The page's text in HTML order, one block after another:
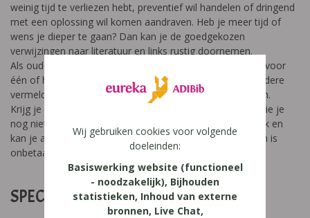
weinig tijd te verliezen hebt, preventief wil handelen of dringend
met een oplossing wil komen aandraven. Heb je meer tijd of
wens je dieper te gaan? Dan kan je de goedgekozen
verwijzingen naar literatuur en links rustig doornemen.
Als ouder bezit dit naslagwerk wel belangrijke informatie voor
één of hoogstens twee hoofdstukken, maar zullen de andere
vermelde beperkingen en stoornissen niet direct renderen.
Krijg je vandaag een nieuwe leerling met een beperking die je
nog niet kent of gewend bent? 5 Minuten lezen in dit werk en
kan je al heel veel foute anticipaties vermijden. Dat alleen is
onbetaalbaar voor elk eerste contact!
SPECIFICATIES:
Wij gebruiken cookies voor volgende
doeleinden:
Basiswerking website (functioneel
- noodzakelijk), Bijhouden
statistieken, Inhoud van externe
bronnen, Live Chat,